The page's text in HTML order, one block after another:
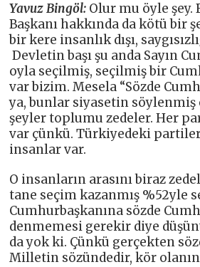
Yavuz Bingöl: Olur mu öyle şey.
Başkanı hakkında da kötü bir
bir kere insanlık dışı,
Devletin başı şu anda Sayın
oyla seçilmiş, seçilmiş bir
var bizim. Mesela “Sözde
ya, bunlar siyasetin söylenmiş
şeyler toplumu zedeler. Her
var çünkü. Türkiyedeki
insanlar var.
O insanların arasını biraz
tane seçim kazanmış %52yle
Cumhurbaşkanına sözde
denmemesi gerekir diye
da yok ki. Çünkü gerçekten
Milletin sözündedir, kör